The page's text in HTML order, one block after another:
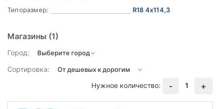
Типоразмер:
R18 4x114,3
Магазины (1)
Город:
Сортировка:
Нужное количество:
- 1 +